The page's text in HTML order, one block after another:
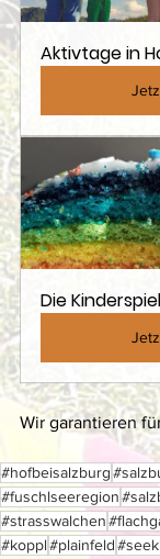
Aktivtage in
Die
Wir garantieren
#hofbeisalzburg
#fuschlseeregion
#strasswalchen
#koppl#plainfeld